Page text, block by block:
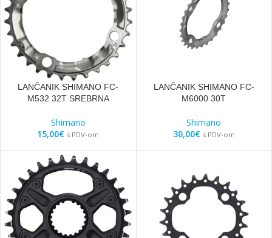
LANČANIK SHIMANO FC-
M532 32T SREBRNA
Shimano
15,00€ s PDV-om
LANČANIK SHIMANO FC-
M6000 30T
Shimano
30,00€ s PDV-om